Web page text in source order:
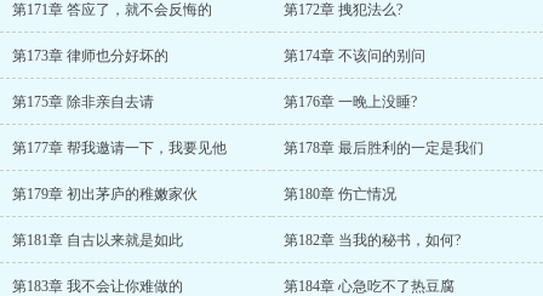
第171章 答应了，就不会反悔的 第172章 拽犯法么?
第173章 律师也分好坏的 第174章 不该问的别问
第175章 除非亲自去请 第176章 一晚上没睡?
第177章 帮我邀请一下，我要见他 第178章 最后胜利的一定是我们
第179章 初出茅庐的稚嫩家伙 第180章 伤亡情况
第181章 自古以来就是如此 第182章 当我的秘书，如何?
第183章 我不会让你难做的 第184章 心急吃不了热豆腐